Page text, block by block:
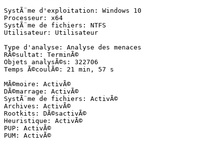
SystÃ¨me d'exploitation: Windows 10
Processeur: x64
SystÃ¨me de fichiers: NTFS
Utilisateur: Utilisateur
Type d'analyse: Analyse des menaces
RÃ©sultat: TerminÃ©
Objets analysÃ©s: 322706
Temps Ã©coulÃ©: 21 min, 57 s
MÃ©moire: ActivÃ©
DÃ©marrage: ActivÃ©
SystÃ¨me de fichiers: ActivÃ©
Archives: ActivÃ©
Rootkits: DÃ©sactivÃ©
Heuristique: ActivÃ©
PUP: ActivÃ©
PUM: ActivÃ©